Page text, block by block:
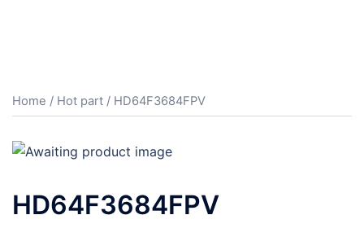
Home / Hot part / HD64F3684FPV
HD64F3684FPV